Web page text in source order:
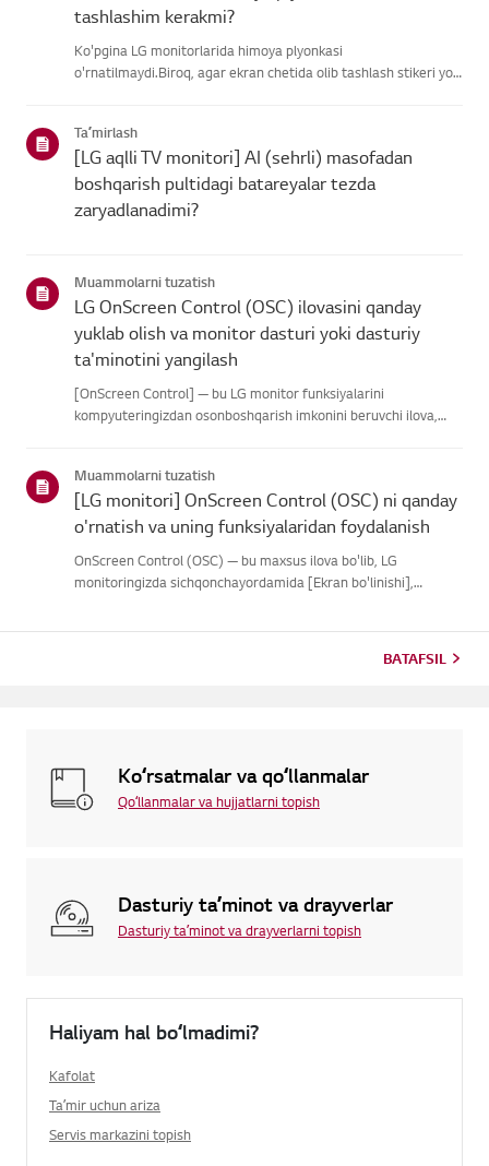
tashlashim kerakmi?
Ko'pgina LG monitorlarida himoya plyonkasi
o'rnatilmaydi.Biroq, agar ekran chetida olib tashlash stikeri yoki
Ko'pgina L...
Taʼmirlash
[LG aqlli TV monitori] AI (sehrli) masofadan
boshqarish pultidagi batareyalar tezda
zaryadlanadimi?
Muammolarni tuzatish
LG OnScreen Control (OSC) ilovasini qanday
yuklab olish va monitor dasturi yoki dasturiy
ta'minotini yangilash
[OnScreen Control] — bu LG monitor funksiyalarini
kompyuteringizdan osonboshqarish imkonini beruvchi ilova,
uchun il...
Muammolarni tuzatish
[LG monitori] OnScreen Control (OSC) ni qanday
o'rnatish va uning funksiyalaridan foydalanish
OnScreen Control (OSC) — bu maxsus ilova bo'lib, LG
monitoringizda sichqonchayordamida [Ekran bo'linishi],
BATAFSIL
Koʻrsatmalar va qoʻllanmalar
Qoʻllanmalar va hujjatlarni topish
Dasturiy taʼminot va drayverlar
Dasturiy taʼminot va drayverlarni topish
Haliyam hal boʻlmadimi?
Kafolat
Taʼmir uchun ariza
Servis markazini topish